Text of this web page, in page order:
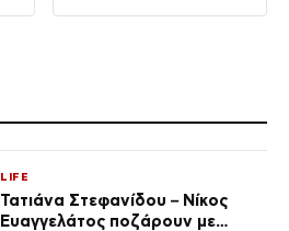
LIFE
Τατιάνα Στεφανίδου – Νίκος
Ευαγγελάτος ποζάρουν με